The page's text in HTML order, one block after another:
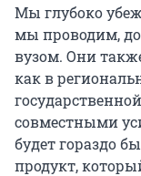
Мы глубоко
мы проводим,
вузом. Они
как в
совместными
будет гораздо
продукт,